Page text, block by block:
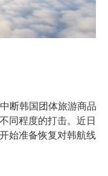
断韩国团体旅游商品
同程度的打击。近日
始准备恢复对韩航线